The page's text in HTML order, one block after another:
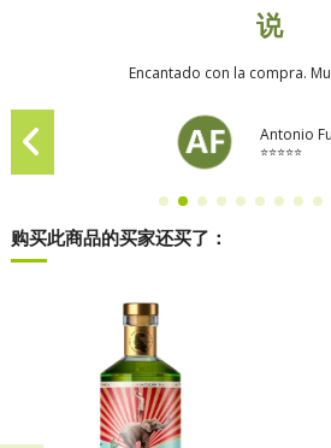
说
Encantado con la compra.
Antonio
⭐⭐⭐⭐⭐
购买此商品的买家还买了：